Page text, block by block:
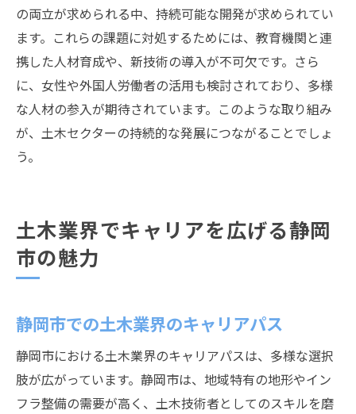
の両立が求められる中、持続可能な開発が求められてい
ます。これらの課題に対処するためには、教育機関と連
携した人材育成や、新技術の導入が不可欠です。さら
に、女性や外国人労働者の活用も検討されており、多様
な人材の参入が期待されています。このような取り組み
が、土木セクターの持続的な発展につながることでしょ
う。
土木業界でキャリアを広げる静岡
市の魅力
静岡市での土木業界のキャリアパス
静岡市における土木業界のキャリアパスは、多様な選択
肢が広がっています。静岡市は、地域特有の地形やイン
フラ整備の需要が高く、土木技術者としてのスキルを磨